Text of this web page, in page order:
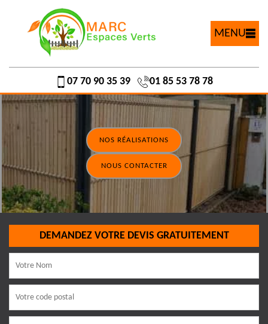
MENU
07 70 90 35 39 01 85 53 78 78
NOS RÉALISATIONS
NOUS CONTACTER
DEMANDEZ VOTRE DEVIS GRATUITEMENT